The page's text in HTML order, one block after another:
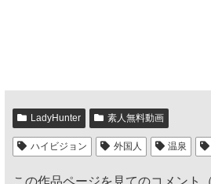
LadyHunter 素人無料動画
ハイビジョン 外国人 温泉